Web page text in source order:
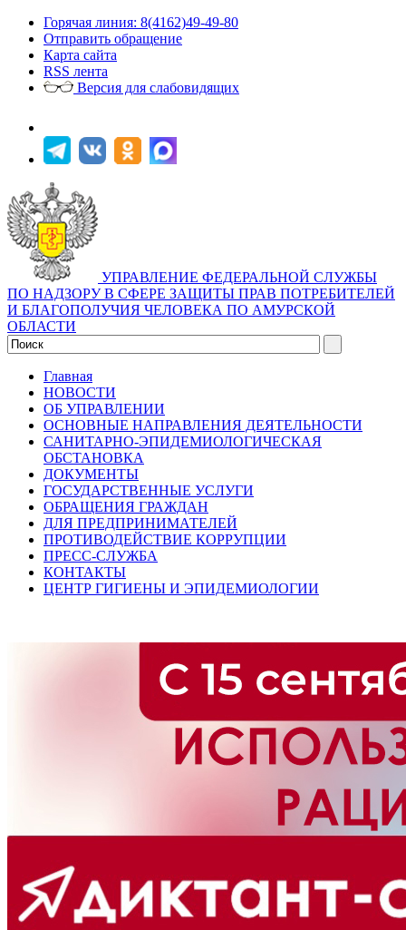
Горячая линия: 8(4162)49-49-80
Отправить обращение
Карта сайта
RSS лента
Версия для слабовидящих
УПРАВЛЕНИЕ ФЕДЕРАЛЬНОЙ СЛУЖБЫ
ПО НАДЗОРУ В СФЕРЕ ЗАЩИТЫ ПРАВ ПОТРЕБИТЕЛЕЙ
И БЛАГОПОЛУЧИЯ ЧЕЛОВЕКА ПО АМУРСКОЙ
ОБЛАСТИ
Главная
НОВОСТИ
ОБ УПРАВЛЕНИИ
ОСНОВНЫЕ НАПРАВЛЕНИЯ ДЕЯТЕЛЬНОСТИ
САНИТАРНО-ЭПИДЕМИОЛОГИЧЕСКАЯ
ОБСТАНОВКА
ДОКУМЕНТЫ
ГОСУДАРСТВЕННЫЕ УСЛУГИ
ОБРАЩЕНИЯ ГРАЖДАН
ДЛЯ ПРЕДПРИНИМАТЕЛЕЙ
ПРОТИВОДЕЙСТВИЕ КОРРУПЦИИ
ПРЕСС-СЛУЖБА
КОНТАКТЫ
ЦЕНТР ГИГИЕНЫ И ЭПИДЕМИОЛОГИИ